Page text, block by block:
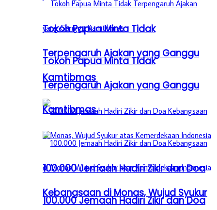
Tokoh Papua Minta Tidak
Terpengaruh Ajakan yang Ganggu
Kamtibmas
100.000 Jemaah Hadiri Zikir dan Doa
Kebangsaan di Monas, Wujud Syukur
Tokoh Papua Minta Tidak
Terpengaruh Ajakan yang Ganggu
Kamtibmas
100.000 Jemaah Hadiri Zikir dan Doa